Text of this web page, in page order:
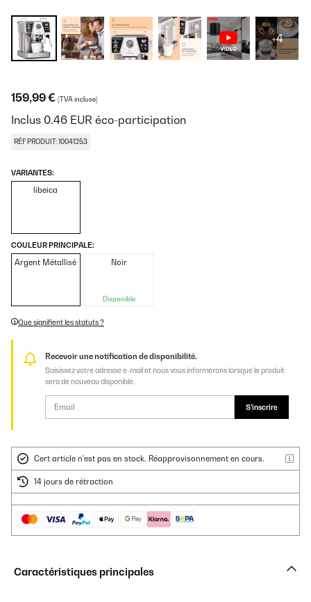
+4
159,99 € (TVA incluse)
Inclus 0.46 EUR éco-participation
RÉF PRODUIT: 10041253
VARIANTES:
libeica
COULEUR PRINCIPALE:
Argent Métallisé Noir
Disponible
Que signifient les statuts ?
Recevoir une notification de disponibilité.
Saisissez votre adresse e-mail et nous vous informerons lorsque le produit
sera de nouveau disponible.
S'inscrire
Cert article n'est pas en stock. Réapprovisonnement en cours.
14 jours de rétraction
Caractéristiques principales